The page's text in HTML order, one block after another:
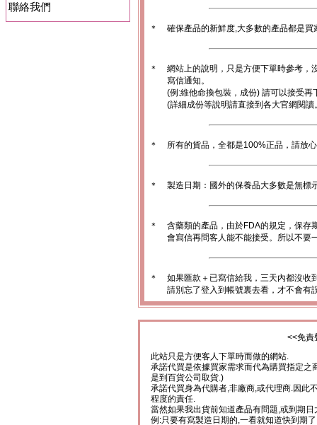
聯絡我們
＊ 確保產品的新鮮度,大多數的產品都是
＊
網站上的說明，只是方便下單時參考，
寫信通知。
(例:維他命換包裝，成份) 請可以接受再
(詳細成份等說明請直接到各大官網閱讀
＊ 所有的貨品，全都是100%正品，請放
＊ 製造日期：國外的保養品大多數是無標
＊
含藥類的產品，由於FDA的規定，保存
會寫信再問客人能不能接受。所以不要
＊
如果匯款＋已寫信給我，三天內都沒收
請別忘了登入到帳號裏去看，才不會有
<<免責
此站只是方便客人下單時而做的網站.
承諾代買是依據買家需求而代為購買指定之
是到百貨公司取貨.)
承諾代買身為代購者,非廠商,或代理商.因此
程度的責任.
當然如果我出貨前知道產品有問題,或到期
例:只要有寫製造日期的,一看就知道快到期